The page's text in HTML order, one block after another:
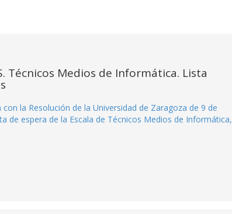
Técnicos Medios de Informática. Lista
la Resolución de la Universidad de Zaragoza de 9 de
de espera de la Escala de Técnicos Medios de Informática,